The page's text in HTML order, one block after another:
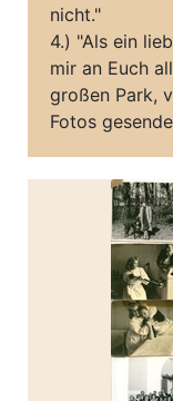
nicht."
4.) "Als ein
mir an Euch
großen Park,
Fotos